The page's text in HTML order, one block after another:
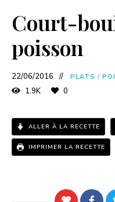
Court-
poisson
22/06/2016 PLATS /
1.9K 0
ALLER À LA RECETTE
IMPRIMER LA RECETTE